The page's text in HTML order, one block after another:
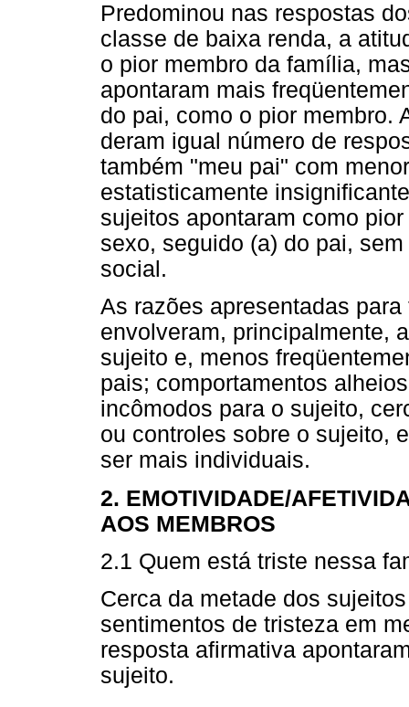
Predominou nas respostas
classe de baixa renda, a
o pior membro da família,
apontaram mais
do pai, como o pior membro.
deram igual número de
também "meu pai" com
estatisticamente
sujeitos apontaram como
sexo, seguido (a) do pai,
social.
As razões apresentadas
envolveram, principalmente,
sujeito e, menos
pais; comportamentos
incômodos para o sujeito,
ou controles sobre o sujeito,
ser mais individuais.
2. EMOTIVIDADE/
AOS MEMBROS
2.1 Quem está triste nessa
Cerca da metade dos
sentimentos de tristeza em
resposta afirmativa
sujeito.